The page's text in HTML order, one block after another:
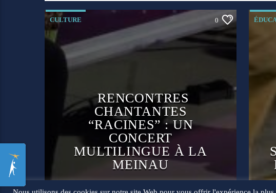
CULTURE 0
RENCONTRES
CHANTANTES
“RACINES” : UN
CONCERT
MULTILINGUE À LA
MEINAU